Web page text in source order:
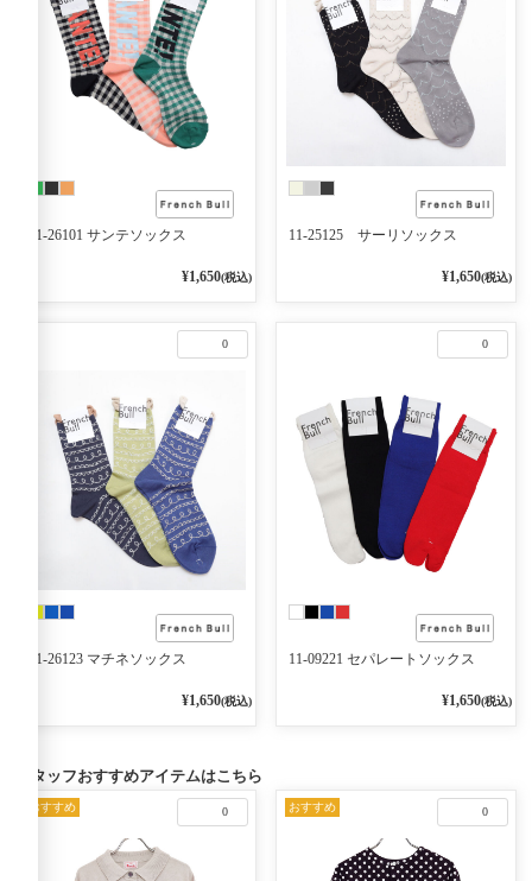
11-26101 サンテソックス
¥1,650(税込)
11-25125 サーリソックス
¥1,650(税込)
0
11-26123 マチネソックス
¥1,650(税込)
0
11-09221 セパレートソックス
¥1,650(税込)
スタッフおすすめアイテムはこちら
0
おすすめ 0
おすすめ